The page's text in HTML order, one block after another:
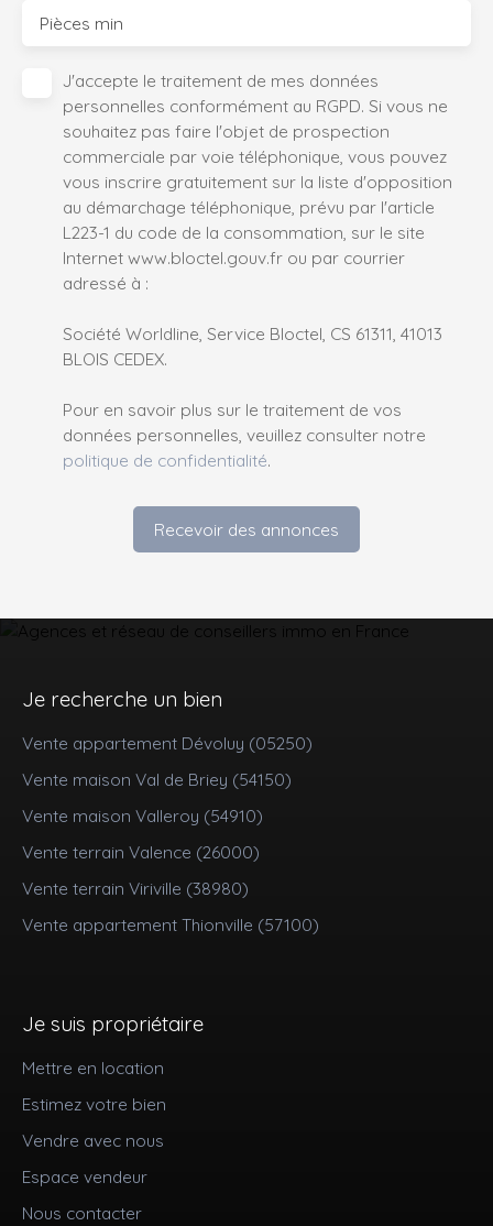
Pièces min
J'accepte le traitement de mes données
personnelles conformément au RGPD. Si vous ne
souhaitez pas faire l'objet de prospection
commerciale par voie téléphonique, vous pouvez
vous inscrire gratuitement sur la liste d'opposition
au démarchage téléphonique, prévu par l'article
L223-1 du code de la consommation, sur le site
Internet www.bloctel.gouv.fr ou par courrier
adressé à :
Société Worldline, Service Bloctel, CS 61311, 41013
BLOIS CEDEX.
Pour en savoir plus sur le traitement de vos
données personnelles, veuillez consulter notre
politique de confidentialité.
Recevoir des annonces
Je recherche un bien
Vente appartement Dévoluy (05250)
Vente maison Val de Briey (54150)
Vente maison Valleroy (54910)
Vente terrain Valence (26000)
Vente terrain Viriville (38980)
Vente appartement Thionville (57100)
Je suis propriétaire
Mettre en location
Estimez votre bien
Vendre avec nous
Espace vendeur
Nous contacter